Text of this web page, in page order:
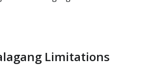
Limitations